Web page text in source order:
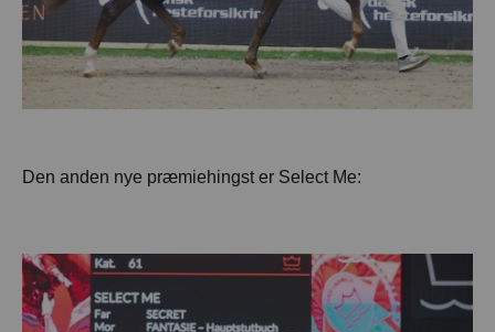
Den anden nye præmiehingst er Select Me: